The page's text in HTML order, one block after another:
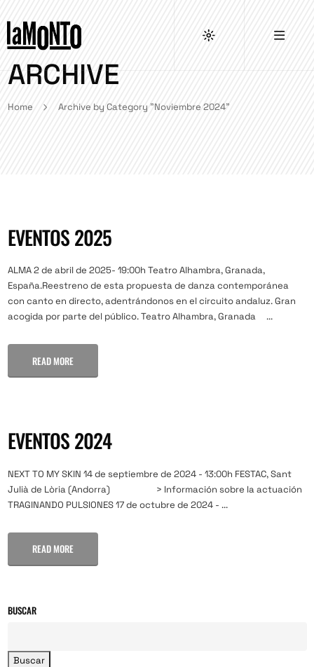
ARCHIVE
Home Archive by Category "Noviembre 2024"
EVENTOS 2025
ALMA 2 de abril de 2025- 19:00h Teatro Alhambra, Granada,
España.Reestreno de esta propuesta de danza contemporánea
con canto en directo, adentrándonos en el circuito andaluz. Gran
acogida por parte del público. Teatro Alhambra, Granada ...
READ MORE
EVENTOS 2024
NEXT TO MY SKIN 14 de septiembre de 2024 - 13:00h FESTAC, Sant
Julià de Lòria (Andorra) > Información sobre la actuación
TRAGINANDO PULSIONES 17 de octubre de 2024 - ...
READ MORE
BUSCAR
Buscar